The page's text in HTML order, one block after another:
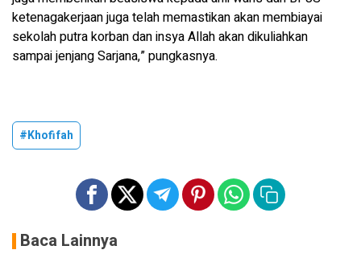
ketenagakerjaan juga telah memastikan akan membiayai
sekolah putra korban dan insya Allah akan dikuliahkan
sampai jenjang Sarjana,” pungkasnya.
#Khofifah
Baca Lainnya